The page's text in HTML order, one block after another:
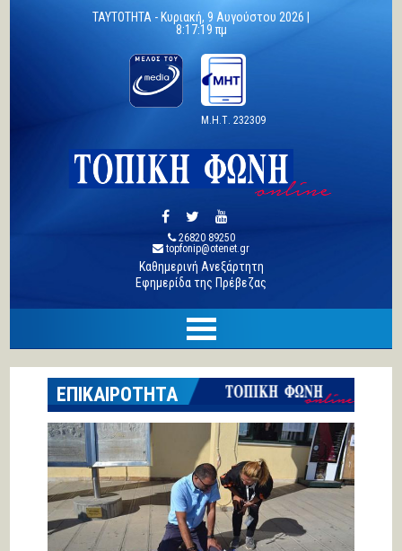
TAYTOTHTA - Κυριακή, 9 Αυγούστου 2026 |
8:17:20 πμ
Μ.Η.Τ. 232309
26820 89250
topfonip@otenet.gr
Καθημερινή Ανεξάρτητη
Εφημερίδα της Πρέβεζας
ΕΠΙΚΑΙΡΟΤΗΤΑ